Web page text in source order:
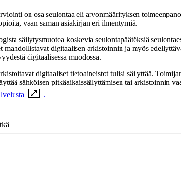
on osa seulontaa eli arvonmäärityksen
vaan saman asiakirjan eri ilmentymiä.
säilytysmuotoa koskevia seulontapäätöksiä
mahdollistavat digitaalisen arkistoinnin ja myös
digitaalisessa muodossa.
digitaaliset tietoaineistot tulisi säilyttää.
sähköisen pitkäaikaissäilyttämisen tai arkistoinnin
.